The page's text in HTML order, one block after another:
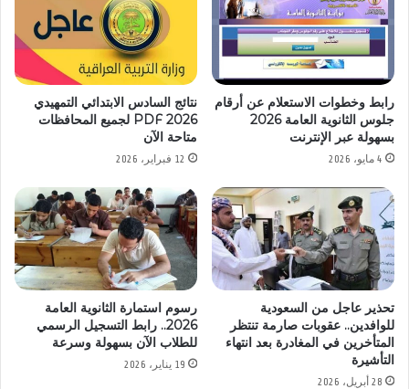
رابط وخطوات الاستعلام عن أرقام
جلوس الثانوية العامة 2026
بسهولة عبر الإنترنت
4 مايو، 2026
نتائج السادس الابتدائي التمهيدي
2026 PDF لجميع المحافظات
متاحة الآن
12 فبراير، 2026
تحذير عاجل من السعودية
للوافدين.. عقوبات صارمة تنتظر
المتأخرين في المغادرة بعد انتهاء
التأشيرة
28 أبريل، 2026
رسوم استمارة الثانوية العامة
2026.. رابط التسجيل الرسمي
للطلاب الآن بسهولة وسرعة
19 يناير، 2026